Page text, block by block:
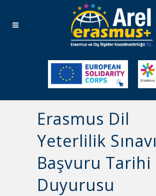
Erasmus Dil
Yeterlilik Sınavı
Başvuru Tarihi
Duyurusu